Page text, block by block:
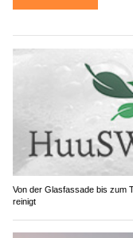
Von der Glasfassade bis zum
reinigt